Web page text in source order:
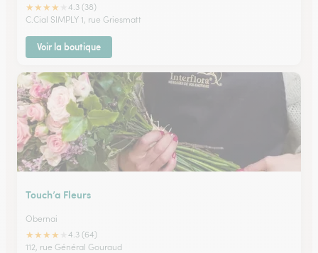
★★★★
4.3 (38)
C.Cial SIMPLY 1, rue Griesmatt
Voir la boutique
Touch’a Fleurs
Obernai
★★★★
4.3 (64)
112, rue Général Gouraud